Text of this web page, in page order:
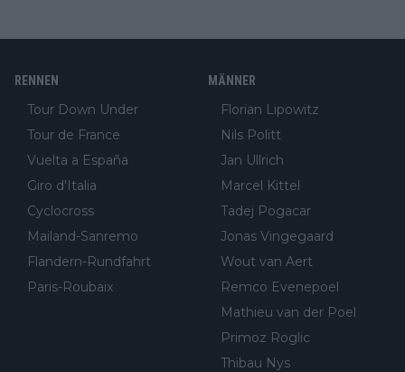
RENNEN
Tour Down Under
Tour de France
Vuelta a España
Giro d'Italia
Cyclocross
Mailand-Sanremo
Flandern-Rundfahrt
Paris-Roubaix
MÄNNER
Florian Lipowitz
Nils Politt
Jan Ullrich
Marcel Kittel
Tadej Pogacar
Jonas Vingegaard
Wout van Aert
Remco Evenepoel
Mathieu van der Poel
Primoz Roglic
Thibau Nys